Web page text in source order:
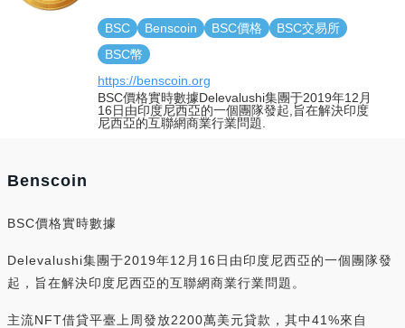
BSC Benscoin BSC價格
BSC交易所
BSC幣
https://benscoin.org
BSC價格實時數據Delevalushi集團于2019年12月
16日由印度尼西亞的一個團隊發起,旨在解決印度
尼西亞的互聯網商業行業問題.
Benscoin
BSC價格實時數據
Delevalushi集團于2019年12月16日由印度尼西亞的一個團隊發
起，旨在解決印度尼西亞的互聯網商業行業問題。
主流NFT借貸平臺上周發放2200萬美元貸款，其中41%來自